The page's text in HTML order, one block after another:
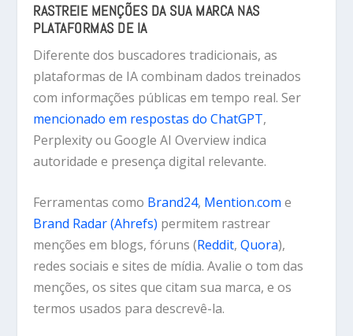
RASTREIE MENÇÕES DA SUA MARCA NAS
PLATAFORMAS DE IA
Diferente dos buscadores tradicionais, as
plataformas de IA combinam dados treinados
com informações públicas em tempo real. Ser
mencionado em respostas do ChatGPT,
Perplexity ou Google AI Overview indica
autoridade e presença digital relevante.
Ferramentas como Brand24, Mention.com e
Brand Radar (Ahrefs) permitem rastrear
menções em blogs, fóruns (Reddit,Quora),
redes sociais e sites de mídia. Avalie o tom das
menções, os sites que citam sua marca, e os
termos usados para descrevê-la.